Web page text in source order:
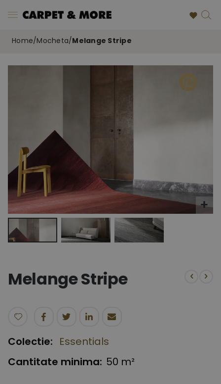
Home/Mocheta/Melange Stripe
beginning
of
gallery
Melange Stripe
Colectie: Essentials
Cantitate minima: 50 m²